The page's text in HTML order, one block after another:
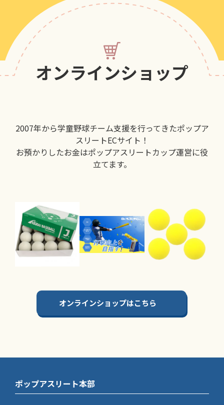
オンラインショップ
2007年から学童野球チーム支援を行ってきたポップア
スリートECサイト！
お預かりしたお金はポップアスリートカップ運営に役
立てます。
オンラインショップはこちら
ポップアスリート本部